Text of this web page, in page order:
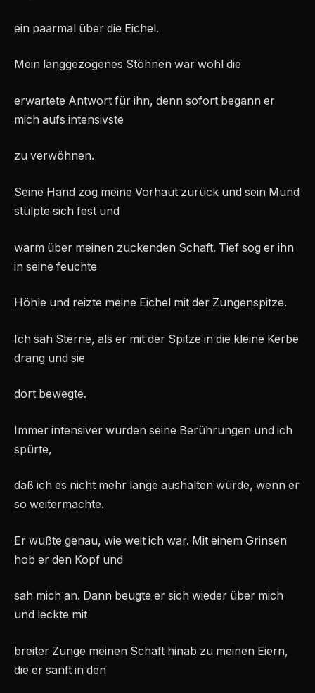
ein paarmal über die Eichel.
Mein langgezogenes Stöhnen war wohl die
erwartete Antwort für ihn, denn sofort begann er
mich aufs intensivste
zu verwöhnen.
Seine Hand zog meine Vorhaut zurück und sein Mund
stülpte sich fest und
warm über meinen zuckenden Schaft. Tief sog er ihn
in seine feuchte
Höhle und reizte meine Eichel mit der Zungenspitze.
Ich sah Sterne, als er mit der Spitze in die kleine Kerbe
drang und sie
dort bewegte.
Immer intensiver wurden seine Berührungen und ich
spürte,
daß ich es nicht mehr lange aushalten würde, wenn er
so weitermachte.
Er wußte genau, wie weit ich war. Mit einem Grinsen
hob er den Kopf und
sah mich an. Dann beugte er sich wieder über mich
und leckte mit
breiter Zunge meinen Schaft hinab zu meinen Eiern,
die er sanft in den